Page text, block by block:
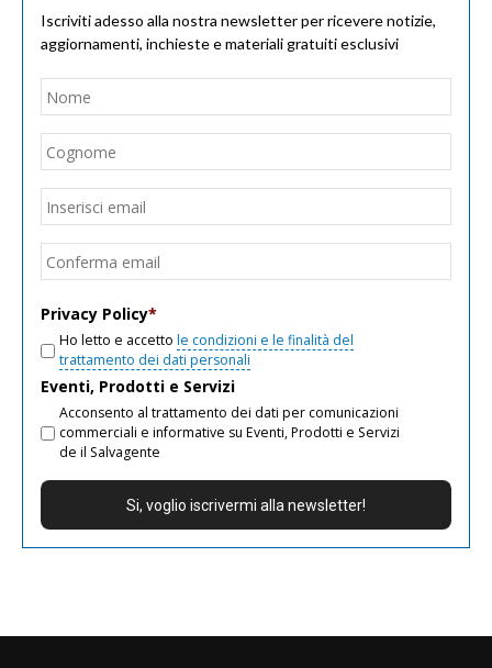
Iscriviti adesso alla nostra newsletter per ricevere notizie,
aggiornamenti, inchieste e materiali gratuiti esclusivi
Nome
Email
Privacy Policy*
Ho letto e accetto le condizioni e le finalità del
trattamento dei dati personali
Eventi, Prodotti e Servizi
Acconsento al trattamento dei dati per comunicazioni
commerciali e informative su Eventi, Prodotti e Servizi
de il Salvagente